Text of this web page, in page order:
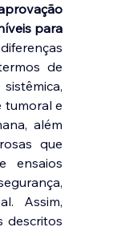
para
de
tumoral e
além
que
ensaios
Assim,
descritos